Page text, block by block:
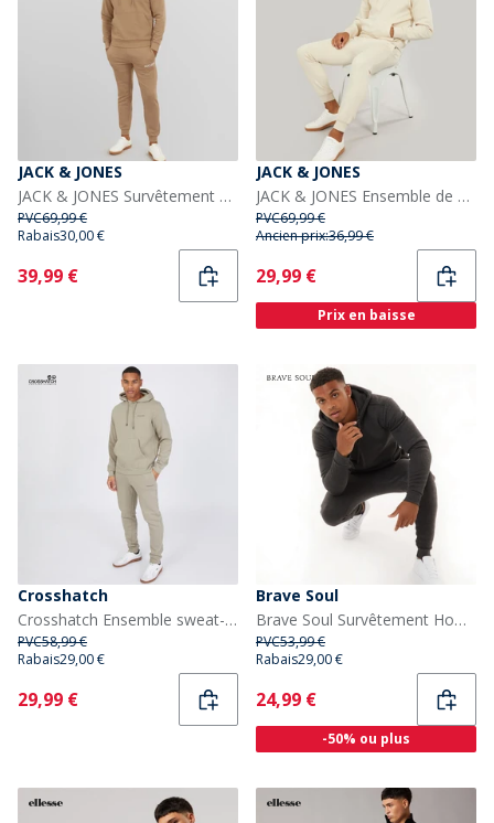
JACK & JONES
JACK & JONES Survêtement Vesterbro Homme Mink Argenté
PVC69,99 €
Rabais30,00 €
Current
39,99 €
JACK & JONES
JACK & JONES Ensemble de Survêtement Homme Cover Script Moonbeam
PVC69,99 €
Ancien prix:36,99 €
Current
29,99 €
Prix en baisse
Crosshatch
Crosshatch Ensemble sweat-shirt et jogging Chelmere Homme Gris foncé
PVC58,99 €
Rabais29,00 €
Current
29,99 €
Brave Soul
Brave Soul Survêtement Homme Stark Gris Foncé chiné
PVC53,99 €
Rabais29,00 €
Current
24,99 €
-50% ou plus